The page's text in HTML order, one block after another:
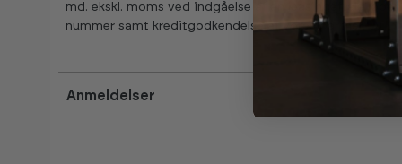
md. ekskl. moms ved indgåelse af en leasingaftale
nummer samt kreditgodkendelse af vores partner, DLL.
Anmeldelser